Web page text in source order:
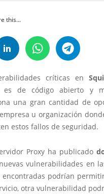
this...
críticas en
de código abierto y
una gran cantidad de
u organización
estos fallos de seguridad.
Proxy ha publicado
vulnerabilidades en
podrían
otra vulnerabilidad